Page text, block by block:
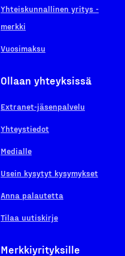
Yhteiskunnallinen yritys -
merkki
Vuosimaksu
Ollaan yhteyksissä
Extranet-jäsenpalvelu
Yhteystiedot
Medialle
Usein kysytyt kysymykset
Anna palautetta
Tilaa uutiskirje
Merkkiyrityksille